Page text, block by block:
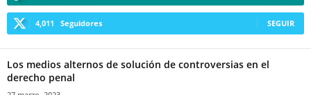
4,011 Seguidores SEGUIR
Los medios alternos de solución de controversias en el
derecho penal